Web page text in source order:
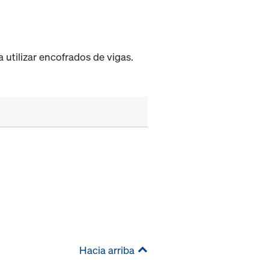
utilizar encofrados de vigas.
Hacia arriba